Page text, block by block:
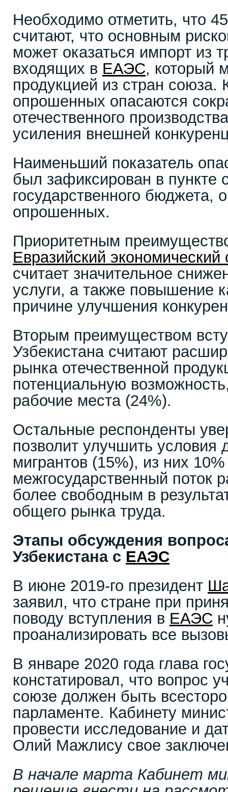
Необходимо отметить, что
считают, что основным
может оказаться импорт из
входящих в ЕАЭС, который
продукцией из стран союза.
опрошенных опасаются
отечественного
усиления внешней
Наименьший показатель
был зафиксирован в пункте
государственного бюджета,
опрошенных.
Приоритетным
Евразийский экономический
считает значительное
услуги, а также повышение
причине улучшения
Вторым преимуществом
Узбекистана считают
рынка отечественной
потенциальную
рабочие места (24%).
Остальные респонденты
позволит улучшить условия
мигрантов (15%), из них
межгосударственный поток
более свободным в
общего рынка труда.
Этапы обсуждения
Узбекистана с ЕАЭС
В июне 2019-го президент
заявил, что стране при
поводу вступления в ЕАЭС
проанализировать все
В январе 2020 года глава
констатировал, что вопрос
союзе должен быть
парламенте. Кабинету
провести исследование и
Олий Мажлису свое
В начале марта Кабинет